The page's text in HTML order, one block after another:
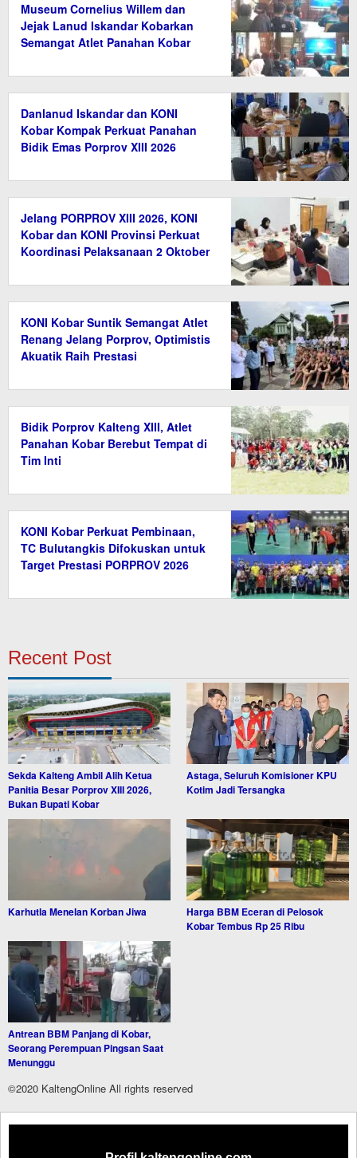
Museum Cornelius Willem dan
Jejak Lanud Iskandar Kobarkan
Semangat Atlet Panahan Kobar
Danlanud Iskandar dan KONI
Kobar Kompak Perkuat Panahan
Bidik Emas Porprov XIII 2026
Jelang PORPROV XIII 2026, KONI
Kobar dan KONI Provinsi Perkuat
Koordinasi Pelaksanaan 2 Oktober
KONI Kobar Suntik Semangat Atlet
Renang Jelang Porprov, Optimistis
Akuatik Raih Prestasi
Bidik Porprov Kalteng XIII, Atlet
Panahan Kobar Berebut Tempat di
Tim Inti
KONI Kobar Perkuat Pembinaan,
TC Bulutangkis Difokuskan untuk
Target Prestasi PORPROV 2026
Recent Post
Sekda Kalteng Ambil Alih Ketua
Panitia Besar Porprov XIII 2026,
Bukan Bupati Kobar
Astaga, Seluruh Komisioner KPU
Kotim Jadi Tersangka
Karhutla Menelan Korban Jiwa
Harga BBM Eceran di Pelosok
Kobar Tembus Rp 25 Ribu
Antrean BBM Panjang di Kobar,
Seorang Perempuan Pingsan Saat
Menunggu
©2020 KaltengOnline All rights reserved